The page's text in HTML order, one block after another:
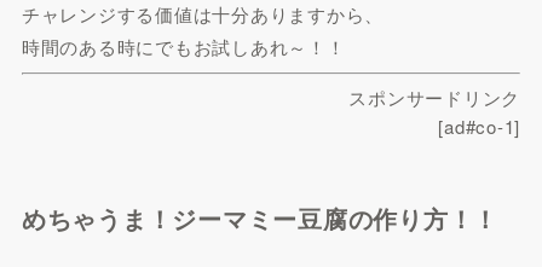
チャレンジする価値は十分ありますから、
時間のある時にでもお試しあれ～！！
スポンサードリンク
[ad#co-1]
めちゃうま！ジーマミー豆腐の作り方！！